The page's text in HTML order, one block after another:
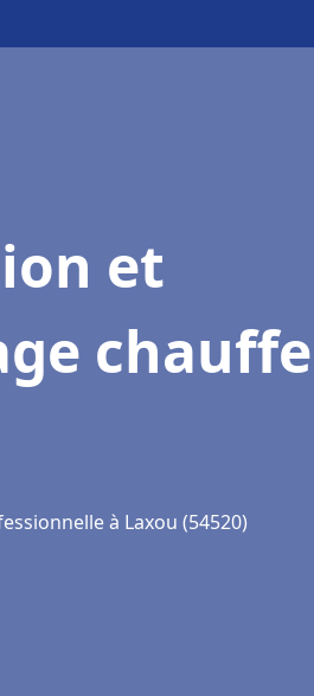
et
à Laxou (54520)